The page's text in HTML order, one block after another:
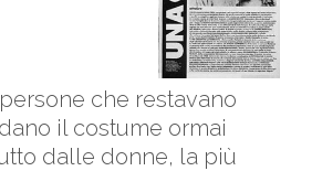
che restavano
il costume ormai
dalle donne, la più